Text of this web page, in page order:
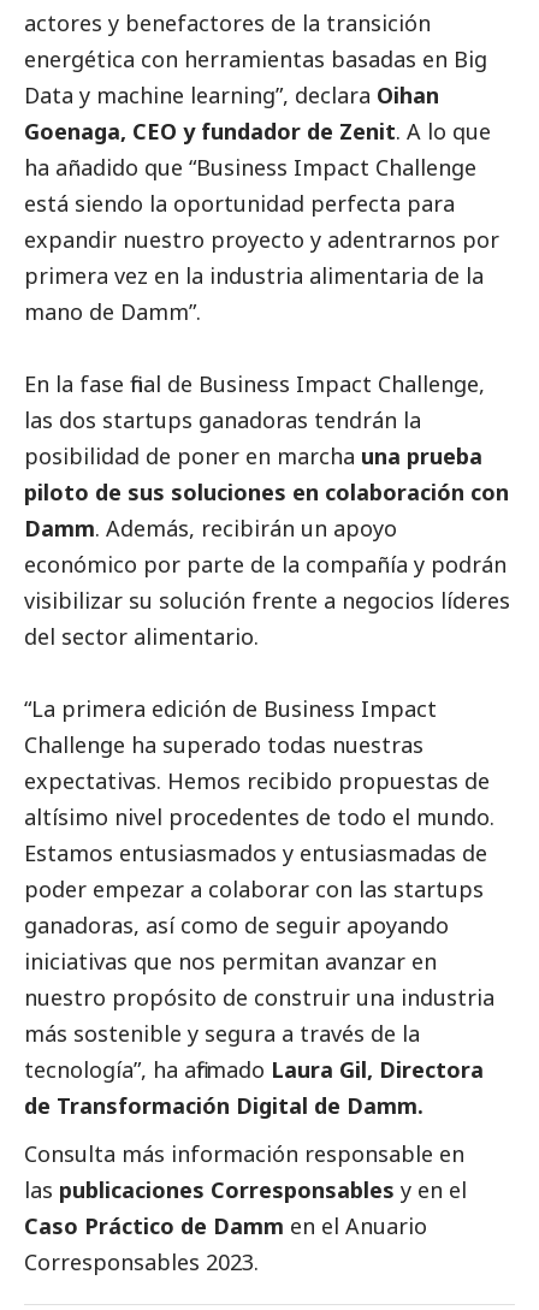
actores y benefactores de la transición
energética con herramientas basadas en Big
Data y machine learning”, declara Oihan
Goenaga, CEO y fundador de Zenit. A lo que
ha añadido que “Business Impact Challenge
está siendo la oportunidad perfecta para
expandir nuestro proyecto y adentrarnos por
primera vez en la industria alimentaria de la
mano de Damm”.
En la fase final de Business Impact Challenge,
las dos startups ganadoras tendrán la
posibilidad de poner en marcha una prueba
piloto de sus soluciones en colaboración con
Damm. Además, recibirán un apoyo
económico por parte de la compañía y podrán
visibilizar su solución frente a negocios líderes
del sector alimentario.
“La primera edición de Business Impact
Challenge ha superado todas nuestras
expectativas. Hemos recibido propuestas de
altísimo nivel procedentes de todo el mundo.
Estamos entusiasmados y entusiasmadas de
poder empezar a colaborar con las startups
ganadoras, así como de seguir apoyando
iniciativas que nos permitan avanzar en
nuestro propósito de construir una industria
más sostenible y segura a través de la
tecnología”, ha afirmado Laura Gil, Directora
de Transformación Digital de Damm.
Consulta más información responsable en
las publicaciones Corresponsables y en el
Caso Práctico de Damm en el Anuario
Corresponsables 2023.